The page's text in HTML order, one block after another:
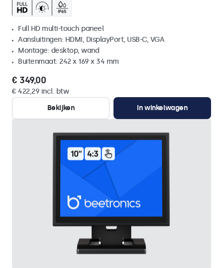
Full HD multi-touch paneel
Aansluitingen: HDMI, DisplayPort, USB-C, VGA
Montage: desktop, wand
Buitenmaat: 242 x 169 x 34 mm
€ 349,00
€ 422,29 incl. btw
Bekijken
In winkelwagen